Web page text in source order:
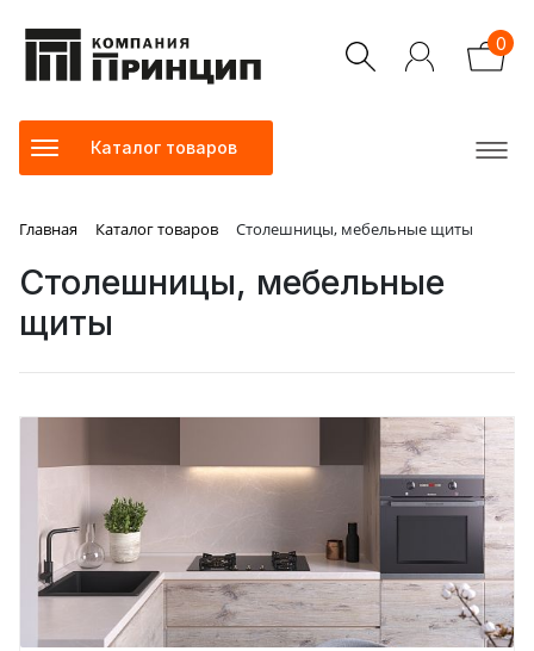
0
Каталог товаров
Главная Каталог товаров Столешницы, мебельные щиты
Столешницы, мебельные
щиты